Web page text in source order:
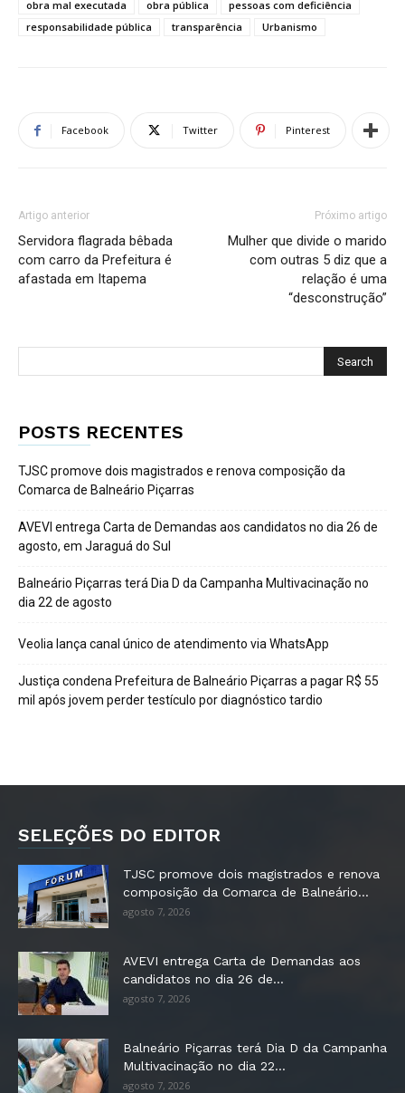
obra mal executada obra pública
pessoas com deficiência
responsabilidade pública
transparência Urbanismo
Facebook Twitter Pinterest
Artigo anterior
Servidora flagrada bêbada
com carro da Prefeitura é
afastada em Itapema
Próximo artigo
Mulher que divide o marido
com outras 5 diz que a
relação é uma
“desconstrução”
POSTS RECENTES
TJSC promove dois magistrados e renova composição da
Comarca de Balneário Piçarras
AVEVI entrega Carta de Demandas aos candidatos no dia 26 de
agosto, em Jaraguá do Sul
Balneário Piçarras terá Dia D da Campanha Multivacinação no
dia 22 de agosto
Veolia lança canal único de atendimento via WhatsApp
Justiça condena Prefeitura de Balneário Piçarras a pagar R$ 55
mil após jovem perder testículo por diagnóstico tardio
SELEÇÕES DO EDITOR
TJSC promove dois magistrados e renova
composição da Comarca de Balneário...
agosto 7, 2026
AVEVI entrega Carta de Demandas aos
candidatos no dia 26 de...
agosto 7, 2026
Balneário Piçarras terá Dia D da Campanha
Multivacinação no dia 22...
agosto 7, 2026